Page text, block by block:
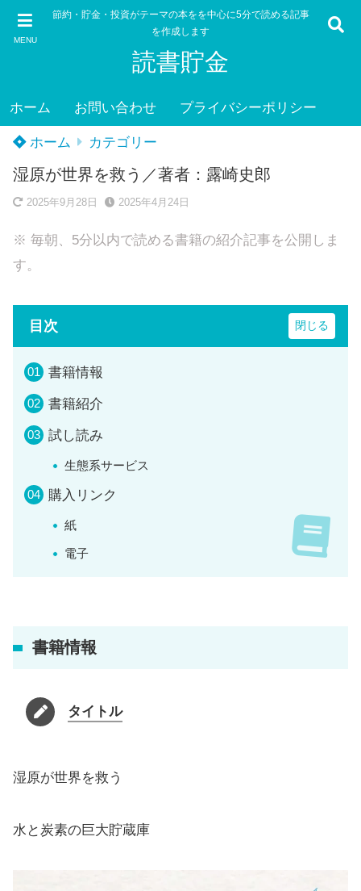
MENU
節約・貯金・投資がテーマの本をを中心に5分で読める記事
を作成します
読書貯金
ホーム お問い合わせ プライバシーポリシー
ホーム カテゴリー
湿原が世界を救う／著者：露崎史郎
2025年9月28日 2025年4月24日
※ 毎朝、5分以内で読める書籍の紹介記事を公開しま
す。
目次
書籍情報
書籍紹介
試し読み
生態系サービス
購入リンク
紙
電子
書籍情報
タイトル
湿原が世界を救う
水と炭素の巨大貯蔵庫